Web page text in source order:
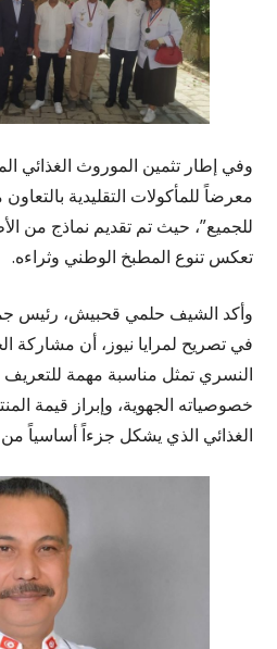
وفي إطار تثمين الموروث الغذائي
معرضاً للمأكولات التقليدية
للجميع”، حيث تم تقديم نماذج من
تعكس تنوع المطبخ الوطني وثراءه.
وأكد الشيف حلمي قحبيش، رئيس
في تصريح لمرايا نيوز، أن مشاركة
النسري تمثل مناسبة مهمة
خصوصياته الجهوية، وإبراز قيمة
الغذائي الذي يشكل جزءاً أساسياً من